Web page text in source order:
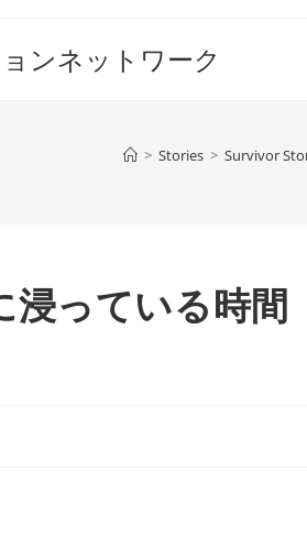
ンネットワーク
> Stories > Survivor
浸っている時間